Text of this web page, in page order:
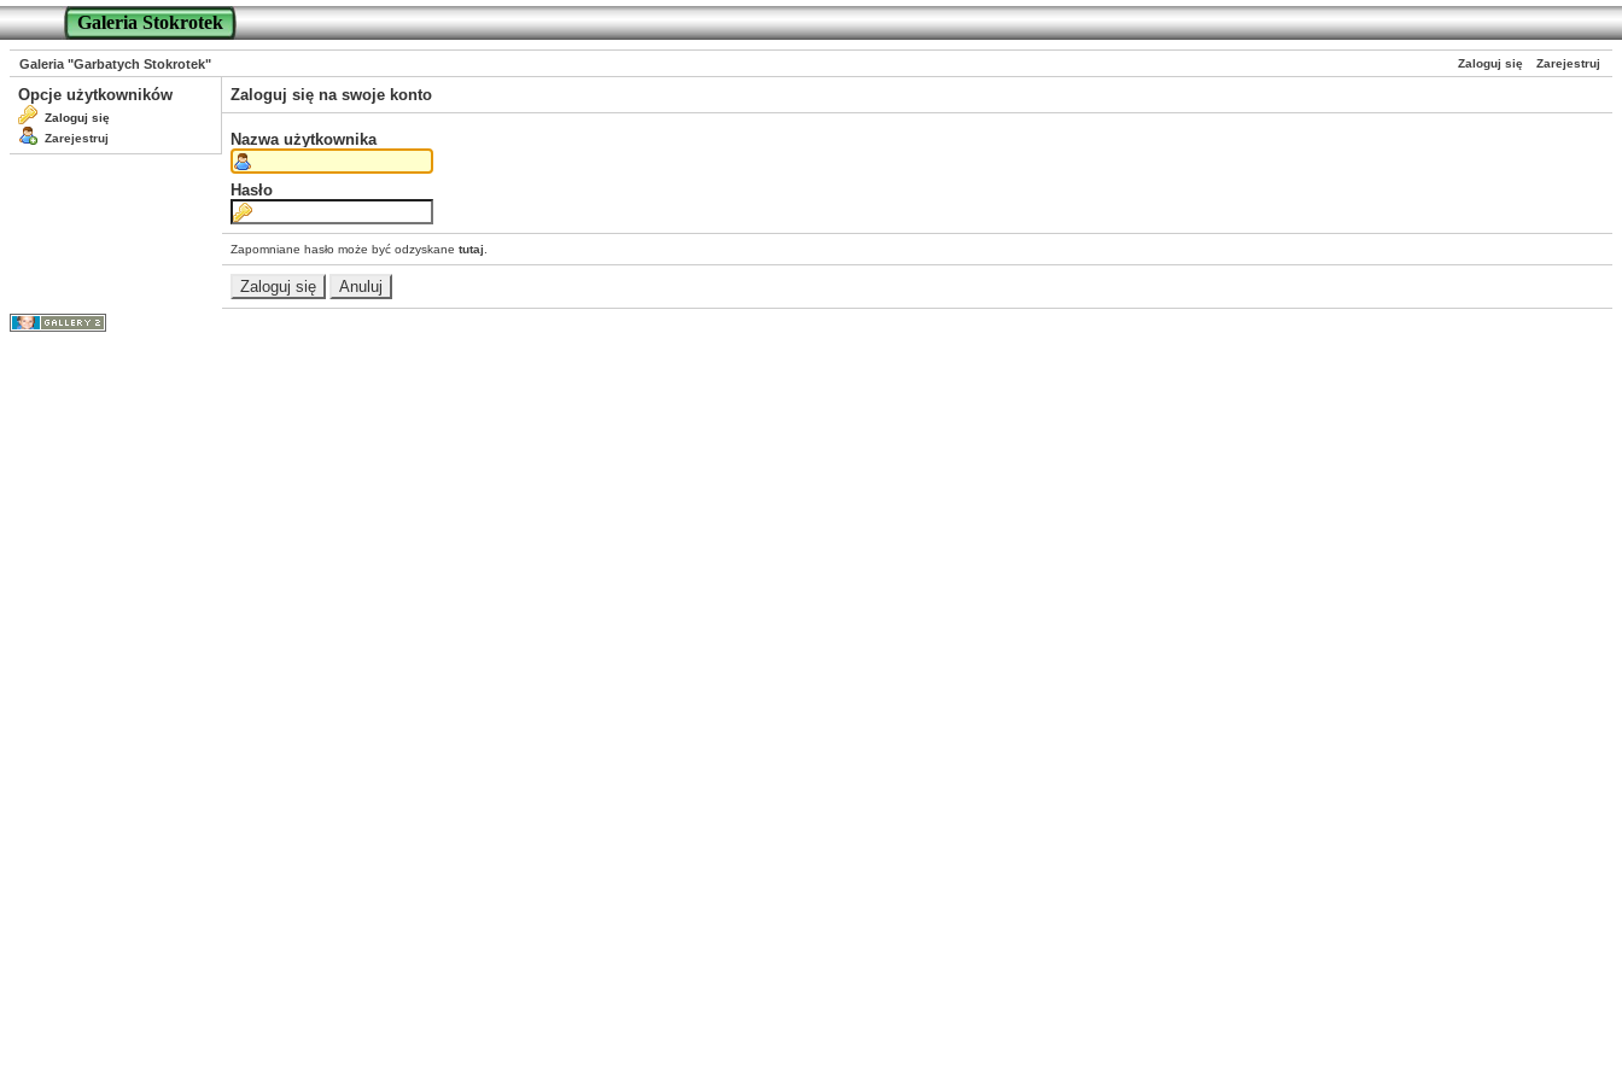
Galeria Stokrotek
Zaloguj się Zarejestruj
Galeria "Garbatych Stokrotek"
Opcje użytkowników
Zaloguj się
Zarejestruj
Zaloguj się na swoje konto
Nazwa użytkownika
Hasło
Zapomniane hasło może być odzyskane tutaj